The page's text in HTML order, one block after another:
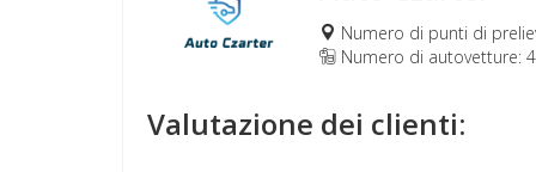
Numero di punti di
Numero di autovetture:
Valutazione dei clienti: